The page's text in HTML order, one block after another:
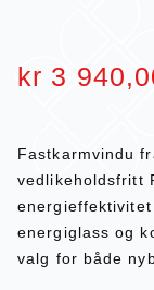
kr 3
Fastkarmvindu
vedlikeholdsfritt
energiglass og
valg for både